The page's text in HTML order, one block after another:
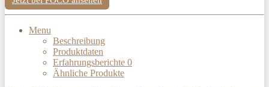
Menu
Beschreibung
Produktdaten
Erfahrungsberichte 0
Ähnliche Produkte